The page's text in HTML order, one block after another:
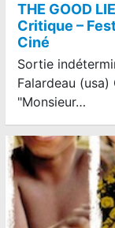
THE GOOD
Critique –
Ciné
Sortie
Falardeau
"Monsieur…